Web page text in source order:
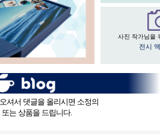
사진 작가님을
전시
셔서 댓글을 올리시면 소정의
또는 상품을 드립니다.